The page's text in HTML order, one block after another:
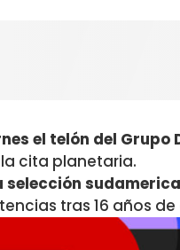
el telón del Grupo
cita planetaria.
tras 16 años de